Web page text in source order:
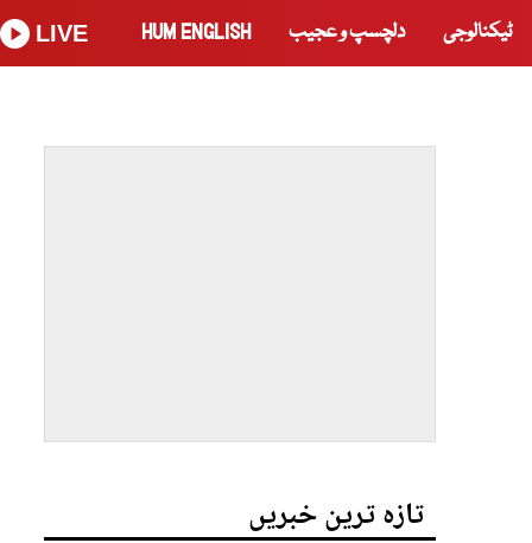
ٹیکنالوجی دلچسپ و عجیب HUM ENGLISH
LIVE
تازہ ترین خبریں